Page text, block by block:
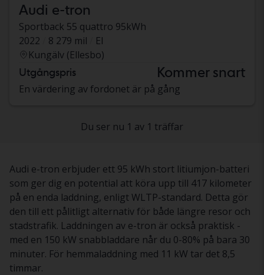
Audi e-tron
Sportback 55 quattro 95kWh
2022
8 279 mil
El
Kungälv (Ellesbo)
Utgångspris Kommer snart
En värdering av fordonet är på gång
Du ser nu 1 av 1 träffar
Audi e-tron erbjuder ett 95 kWh stort litiumjon-batteri
som ger dig en potential att köra upp till 417 kilometer
på en enda laddning, enligt WLTP-standard. Detta gör
den till ett pålitligt alternativ för både längre resor och
stadstrafik. Laddningen av e-tron är också praktisk -
med en 150 kW snabbladdare når du 0-80% på bara 30
minuter. För hemmaladdning med 11 kW tar det 8,5
timmar.